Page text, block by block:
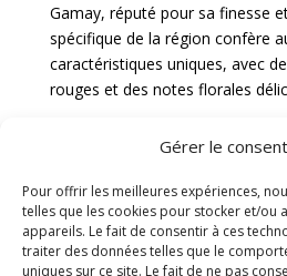
Gérer le
Pour offrir les meilleures expériences,
telles que les cookies pour stocker et/ou
appareils. Le fait de consentir à ces
traiter des données telles que le
uniques sur ce site. Le fait de ne pas
Gamay, réputé pour sa finesse
spécifique de la région confère
caractéristiques uniques, avec
rouges et des notes florales
Accords mets et
Le Saint Amour est un vin
parfaitement avec de nombreux
sa légèreté en font un
apéritifs dinatoires. Il se marie